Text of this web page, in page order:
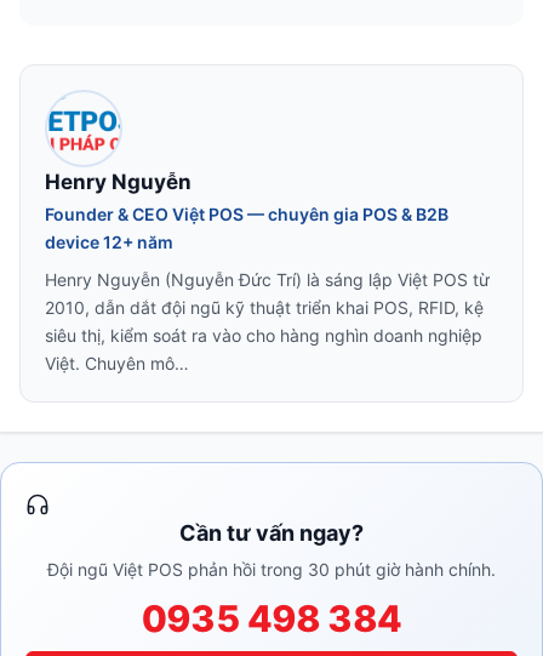
Henry Nguyễn
Founder & CEO Việt POS — chuyên gia POS & B2B
device 12+ năm
Henry Nguyễn (Nguyễn Đức Trí) là sáng lập Việt POS từ
2010, dẫn dắt đội ngũ kỹ thuật triển khai POS, RFID, kệ
siêu thị, kiểm soát ra vào cho hàng nghìn doanh nghiệp
Việt. Chuyên mô…
Cần tư vấn ngay?
Đội ngũ Việt POS phản hồi trong 30 phút giờ hành chính.
0935 498 384